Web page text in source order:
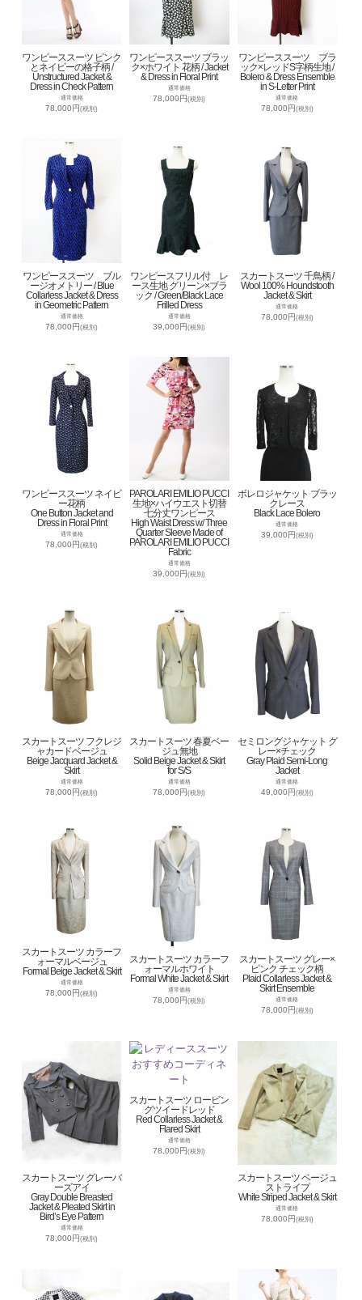
ワンピーススーツ ピンク
とネイビーの格子柄 /
Unstructured Jacket &
Dress in Check Pattern
通常価格
78,000円(税別)
ワンピーススーツ ブラッ
ク×ホワイト 花柄 / Jacket
& Dress in Floral Print
通常価格
78,000円(税別)
ワンピーススーツ ブラ
ック×レッドS字柄生地 /
Bolero & Dress Ensemble
in S-Letter Print
通常価格
78,000円(税別)
ワンピーススーツ ブル
ージオメトリー / Blue
Collarless Jacket & Dress
in Geometric Pattern
通常価格
78,000円(税別)
ワンピースフリル付 レ
ース生地 グリーン×ブラ
ック / Green/Black Lace
Frilled Dress
通常価格
39,000円(税別)
スカートスーツ 千鳥柄 /
Wool 100% Houndstooth
Jacket & Skirt
通常価格
78,000円(税別)
ワンピーススーツ ネイビ
ー花柄
One Button Jacket and
Dress in Floral Print
通常価格
78,000円(税別)
PAROLARI EMILIO PUCCI
生地×ハイウエスト切替
七分丈ワンピース
High Waist Dress w/ Three
Quarter Sleeve Made of
PAROLARI EMILIO PUCCI
Fabric
通常価格
39,000円(税別)
ボレロジャケット ブラッ
クレース
Black Lace Bolero
通常価格
39,000円(税別)
スカートスーツ フクレジ
ャカードベージュ
Beige Jacquard Jacket &
Skirt
通常価格
78,000円(税別)
スカートスーツ 春夏ベー
ジュ無地
Solid Beige Jacket & Skirt
for S/S
通常価格
78,000円(税別)
セミロングジャケット グ
レー×チェック
Gray Plaid Semi-Long
Jacket
通常価格
49,000円(税別)
スカートスーツ カラーフ
ォーマルベージュ
Formal Beige Jacket & Skirt
通常価格
78,000円(税別)
スカートスーツ カラーフ
ォーマルホワイト
Formal White Jacket & Skirt
通常価格
78,000円(税別)
スカートスーツ グレー×
ピンク チェック柄
Plaid Collarless Jacket &
Skirt Ensemble
通常価格
78,000円(税別)
スカートスーツ グレーバ
ーズアイ
Gray Double Breasted
Jacket & Pleated Skirt in
Bird’s Eye Pattern
通常価格
78,000円(税別)
スカートスーツ ロービン
グツイードレッド
Red Collarless Jacket &
Flared Skirt
通常価格
78,000円(税別)
スカートスーツ ベージュ
ストライプ
White Striped Jacket & Skirt
通常価格
78,000円(税別)